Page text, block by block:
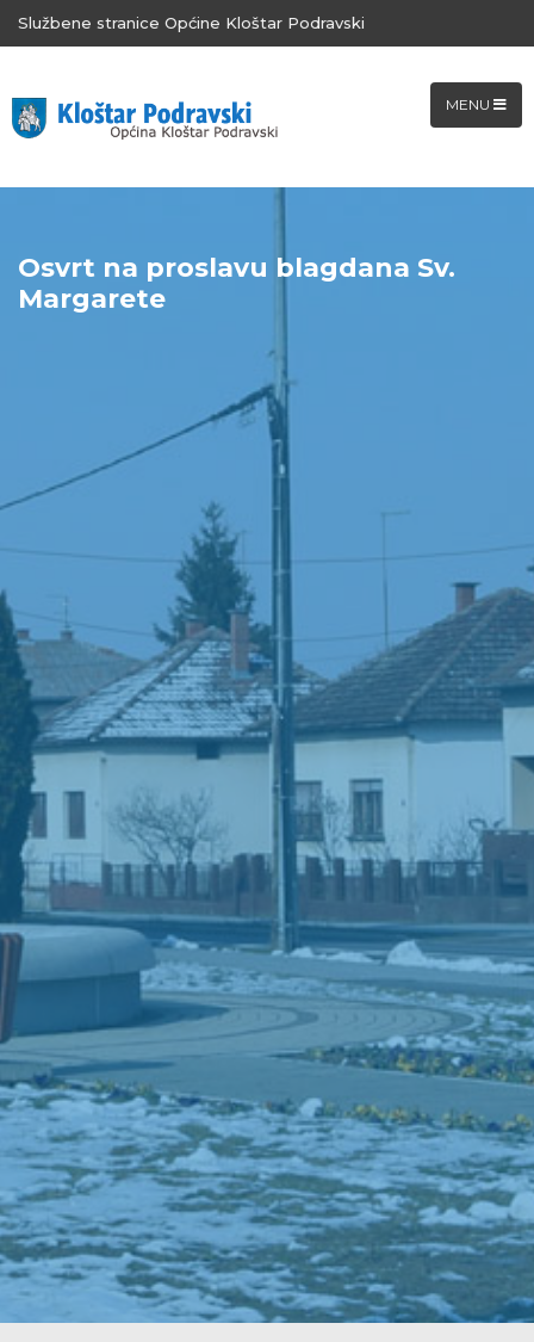
Službene stranice Općine Kloštar Podravski
MENU
Osvrt na proslavu blagdana Sv.
Margarete